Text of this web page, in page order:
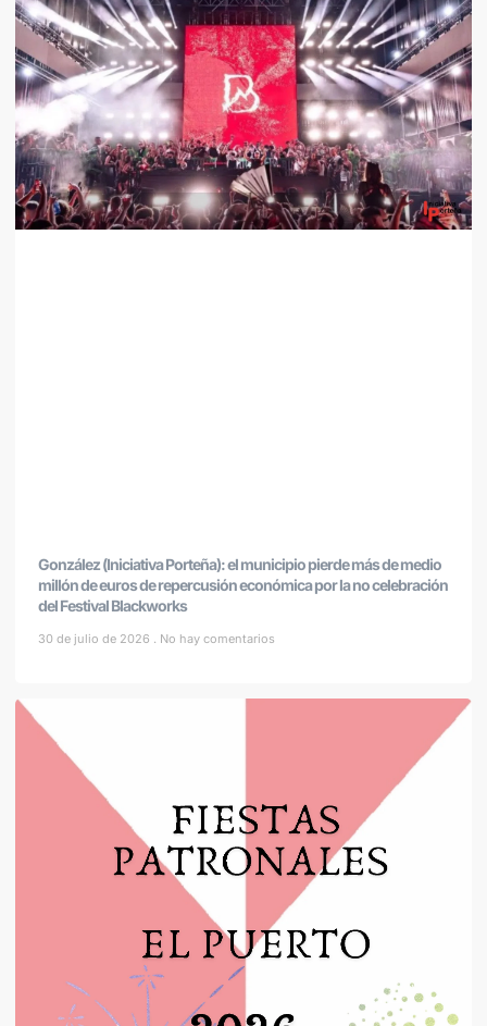
González (Iniciativa Porteña): el municipio pierde más de medio
millón de euros de repercusión económica por la no celebración
del Festival Blackworks
30 de julio de 2026 No hay comentarios